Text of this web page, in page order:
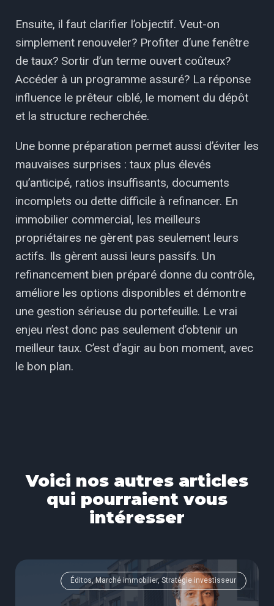
Ensuite, il faut clarifier l’objectif. Veut-on
simplement renouveler? Profiter d’une fenêtre
de taux? Sortir d’un terme ouvert coûteux?
Accéder à un programme assuré? La réponse
influence le prêteur ciblé, le moment du dépôt
et la structure recherchée.
Une bonne préparation permet aussi d’éviter les
mauvaises surprises : taux plus élevés
qu’anticipé, ratios insuffisants, documents
incomplets ou dette difficile à refinancer. En
immobilier commercial, les meilleurs
propriétaires ne gèrent pas seulement leurs
actifs. Ils gèrent aussi leurs passifs. Un
refinancement bien préparé donne du contrôle,
améliore les options disponibles et démontre
une gestion sérieuse du portefeuille. Le vrai
enjeu n’est donc pas seulement d’obtenir un
meilleur taux. C’est d’agir au bon moment, avec
le bon plan.
Voici nos autres articles
qui pourraient vous
intéresser
Éditos, Marché immobilier, Stratégie investisseur